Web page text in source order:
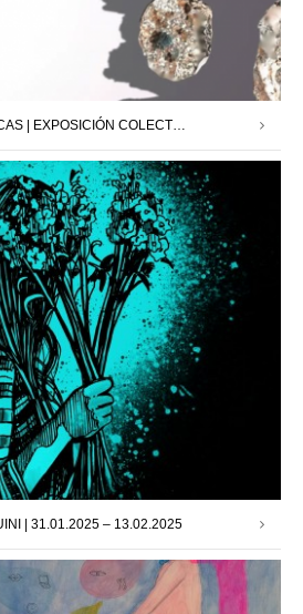
DISIDENCIAS PERIFÉRICAS | EXPOSICIÓN COLECTIVA | NIGREDO.TV | 28.02.25 – 20.03.25
| 31.01.2025 – 13.02.2025